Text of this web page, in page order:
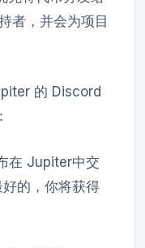
者，并会为项目
的 Discord
在 Jupiter中交
的，你将获得